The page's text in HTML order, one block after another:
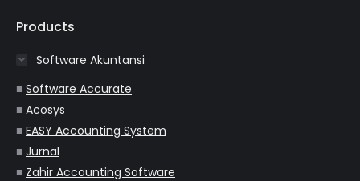
opens
new
window
opens
new
window
new
window
new
window
new
window
Products
Software Akuntansi
■ Software Accurate
■ Acosys
■ EASY Accounting System
■ Jurnal
■ Zahir Accounting Software